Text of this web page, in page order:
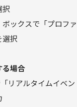
択
ックスで「プロフ
選択
る場合
リアルタイムイベ